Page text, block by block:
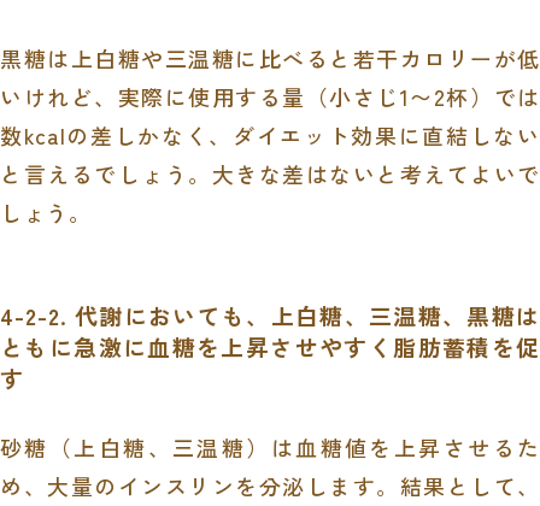
黒糖は上白糖や三温糖に比べると若干カロリーが低
いけれど、実際に使用する量（小さじ1〜2杯）では
数kcalの差しかなく、ダイエット効果に直結しない
と言えるでしょう。大きな差はないと考えてよいで
しょう。
4-2-2. 代謝においても、上白糖、三温糖、黒糖は
ともに急激に血糖を上昇させやすく脂肪蓄積を促
す
砂糖（上白糖、三温糖）は血糖値を上昇させるた
め、大量のインスリンを分泌します。結果として、